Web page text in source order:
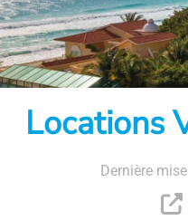
Locations
Dernière